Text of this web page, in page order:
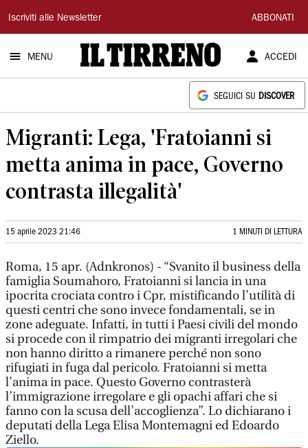
Il
Tirreno
Iscriviti alle Newsletter ABBONATI
MENU ACCEDI
SEGUICI SU DISCOVER
Migranti: Lega, 'Fratoianni si
metta anima in pace, Governo
contrasta illegalità'
15 aprile 2023 21:46 1 MINUTI DI LETTURA
Roma, 15 apr. (Adnkronos) - “Svanito il business della
famiglia Soumahoro, Fratoianni si lancia in una
ipocrita crociata contro i Cpr, mistificando l’utilità di
questi centri che sono invece fondamentali, se in
zone adeguate. Infatti, in tutti i Paesi civili del mondo
si procede con il rimpatrio dei migranti irregolari che
non hanno diritto a rimanere perché non sono
rifugiati in fuga dal pericolo. Fratoianni si metta
l’anima in pace. Questo Governo contrasterà
l’immigrazione irregolare e gli opachi affari che si
fanno con la scusa dell’accoglienza”. Lo dichiarano i
deputati della Lega Elisa Montemagni ed Edoardo
Ziello.